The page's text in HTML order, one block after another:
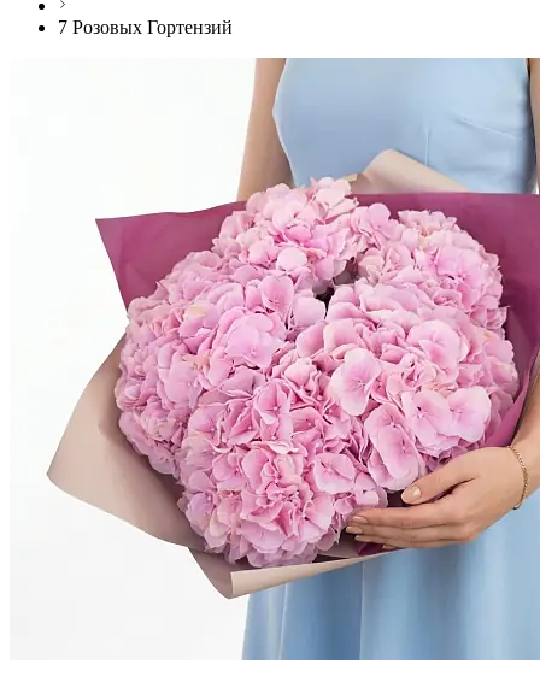
7 Розовых Гортензий